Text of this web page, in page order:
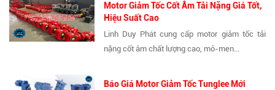
Motor Giảm Tốc Cốt Âm Tải Nặng Giá Tốt,
Hiệu Suất Cao
Linh Duy Phát cung cấp motor giảm tốc tải
nặng cốt âm chất lượng cao, mô-men...
Báo Giá Motor Giảm Tốc Tunglee Mới